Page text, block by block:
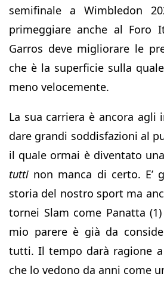
semifinale a Wimbledon
primeggiare anche al Foro
Garros deve migliorare le
che è la superficie sulla
meno velocemente.
La sua carriera è ancora
dare grandi soddisfazioni al
il quale ormai è diventato
tutti non manca di certo. E’
storia del nostro sport ma
tornei Slam come Panatta
mio parere è già da
tutti. Il tempo darà ragione
che lo vedono da anni come